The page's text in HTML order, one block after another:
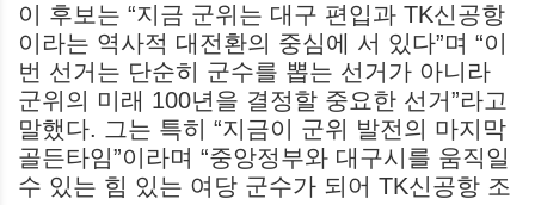
이 후보는 “지금 군위는 대구 편입과 TK신공항
이라는 역사적 대전환의 중심에 서 있다”며 “이
번 선거는 단순히 군수를 뽑는 선거가 아니라
군위의 미래 100년을 결정할 중요한 선거”라고
말했다. 그는 특히 “지금이 군위 발전의 마지막
골든타임”이라며 “중앙정부와 대구시를 움직일
수 있는 힘 있는 여당 군수가 되어 TK신공항 조